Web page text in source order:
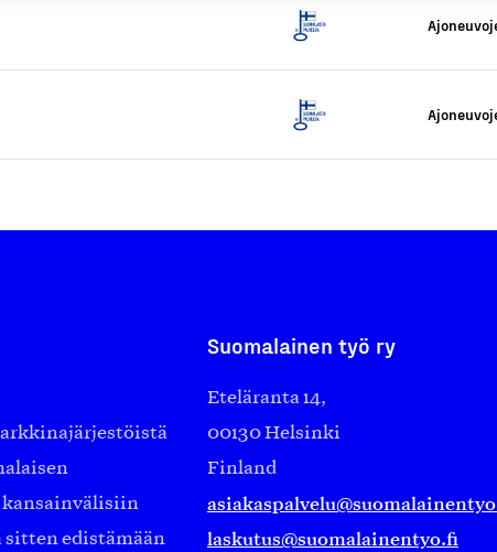
kansainvälisiin
edistämään
Suomalainen työ ry
Eteläranta 14,
00130 Helsinki
Finland
laskutus@suomalainentyo.fi